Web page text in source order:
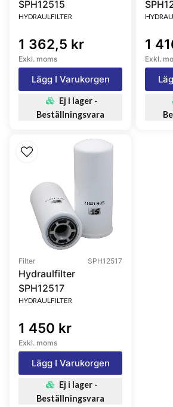
SPH12515
HYDRAULFILTER
1 362,5 kr
Exkl. moms
Lägg I Varukorgen
Ej i lager -
Beställningsvara
1
Exkl.
Filter SPH12517
Hydraulfilter
SPH12517
HYDRAULFILTER
1 450 kr
Exkl. moms
Lägg I Varukorgen
Ej i lager -
Beställningsvara